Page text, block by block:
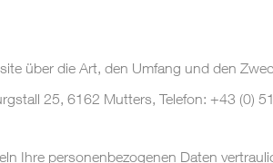
über die Art, den Umfang und den
25, 6162 Mutters, Telefon: +43 (0)
Ihre personenbezogenen Daten